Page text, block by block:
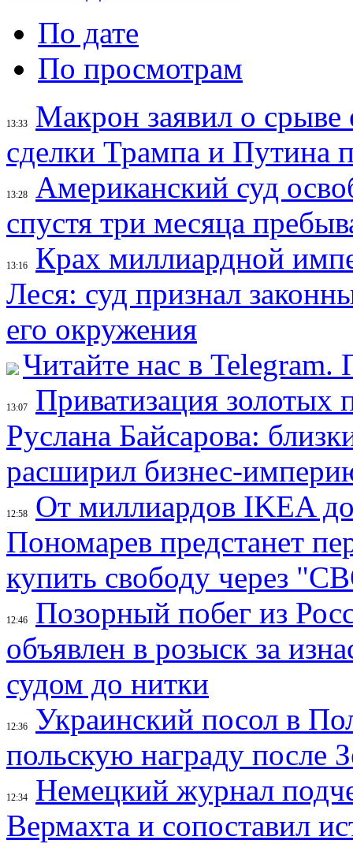
По дате
По просмотрам
13:33
Макрон заявил о срыве
сделки Трампа и Путина
13:28
Американский суд
спустя три месяца
13:16
Крах миллиардной
Леся: суд признал
его окружения
Читайте нас в
13:07
Приватизация золотых
Руслана Байсарова:
расширил бизнес-
12:58
От миллиардов IKEA
Пономарев предстанет
купить свободу через
12:46
Позорный побег из
объявлен в розыск за
судом до нитки
12:36
Украинский посол в
польскую награду после
12:34
Немецкий журнал
Вермахта и сопоставил